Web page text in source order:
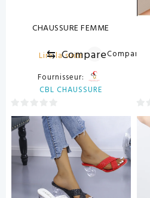
CHAUSSURE FEMME
Lire la suite
⇆ CompareCompare
Fournisseur:
CBL CHAUSSURE
0
sur
0
sur